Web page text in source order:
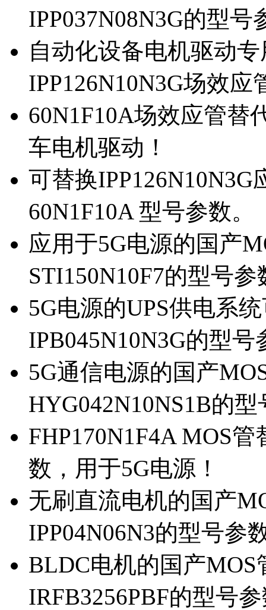
IPP037N08N3G的型号
自动化设备电机驱动
IPP126N10N3G场效应
60N1F10A场效应管替
车电机驱动！
可替换
60N1F10A 型号参数。
应用于5G电源的国产
STI150N10F7的型号参
5G电源的UPS供电系
IPB045N10N3G的型号
5G通信电源的国产
HYG042N10NS1B的
FHP170N1F4A MOS
数，用于5G电源！
无刷直流电机的国产
IPP04N06N3的型号参
BLDC电机的国产MOS
IRFB3256PBF的型号